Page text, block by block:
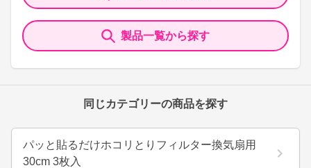
製品一覧から探す
同じカテゴリーの商品を探す
パッと貼るだけホコリとりフィルター換気扇用
30cm 3枚入